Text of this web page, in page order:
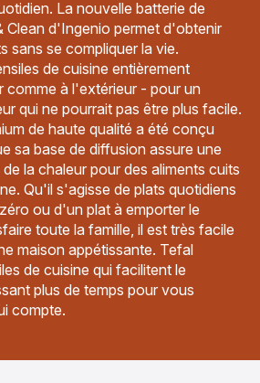
La nouvelle batterie de
Clean d'Ingenio permet d'obtenir
sans se compliquer la vie.
de cuisine entièrement
comme à l'extérieur - pour un
qui ne pourrait pas être plus facile.
de haute qualité a été conçu
sa base de diffusion assure une
la chaleur pour des aliments cuits
Qu'il s'agisse de plats quotidiens
ou d'un plat à emporter le
toute la famille, il est très facile
maison appétissante. Tefal
de cuisine qui facilitent le
plus de temps pour vous
compte.